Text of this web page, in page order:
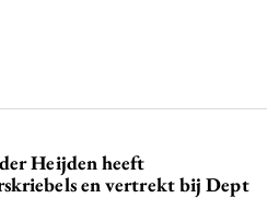
Heijden heeft
en vertrekt bij Dept